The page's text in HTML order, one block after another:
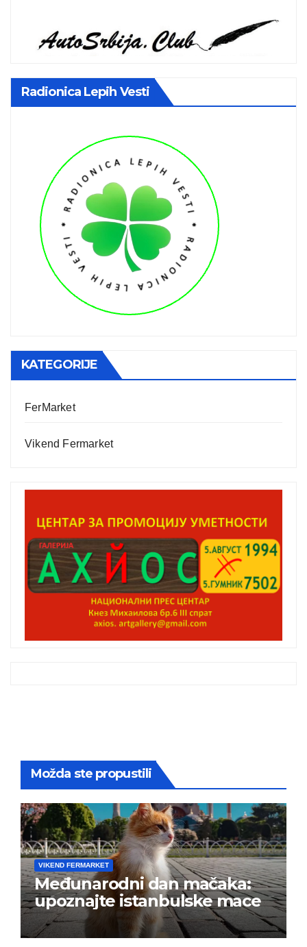
Radionica Lepih Vesti
KATEGORIJE
FerMarket
Vikend Fermarket
Možda ste propustili
VIKEND FERMARKET
Međunarodni dan mačaka:
upoznajte istanbulske mace